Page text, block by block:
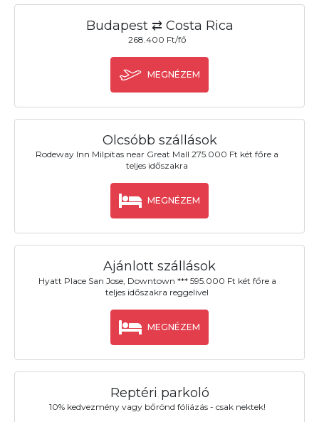
Budapest ⇄ Costa Rica
268.400 Ft/fő
MEGNÉZEM
Olcsóbb szállások
Rodeway Inn Milpitas near Great Mall 275.000 Ft két főre a
teljes időszakra
MEGNÉZEM
Ajánlott szállások
Hyatt Place San Jose, Downtown *** 595.000 Ft két főre a
teljes időszakra reggelivel
MEGNÉZEM
Reptéri parkoló
10% kedvezmény vagy bőrönd fóliázás - csak nektek!